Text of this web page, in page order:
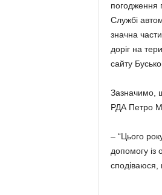
погодження
Службі
значна
доріг на
сайту
Зазначимо,
РДА Петро
– “Цього
допомогу із